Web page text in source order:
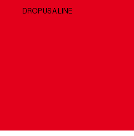
DROP US A LINE